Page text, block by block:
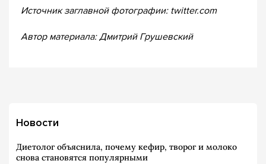
Источник заглавной фотографии: twitter.com
Автор материала: Дмитрий Грушевский
Новости
Диетолог объяснила, почему кефир, творог и молоко
снова становятся популярными